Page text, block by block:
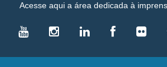
Acesse aqui a área dedicada à